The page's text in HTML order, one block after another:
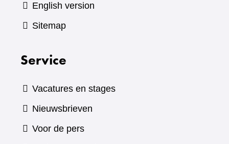
English version
Sitemap
Service
Vacatures en stages
Nieuwsbrieven
Voor de pers